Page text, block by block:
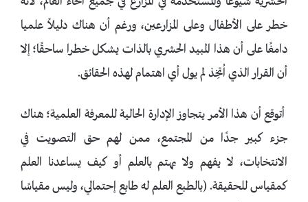
خطر على الأطفال وعلى المزارعين، ورغم أن هناك دليلاً علميا
دامغًا على أن هذا المبيد الحشري بالذات يشكل خطرا ساحقًا؛ إلا
أن القرار الذي اُتخِذ لم يول أي اهتمام لهذه الحقائق.
أتوقع أن هذا الأمر يتجاوز الإدارة الحالية للمعرفة العلمية؛ هناك
جزء كبير جدًا من المجتمع، ممن لهم حق التصويت في
الانتخابات، لا يفهم ولا يهتم بالعلم أو كيف يساعدنا العلم
كمقياس للحقيقة. (بالطبع العلم له طابع إحتمالي، وليس مقياسًا